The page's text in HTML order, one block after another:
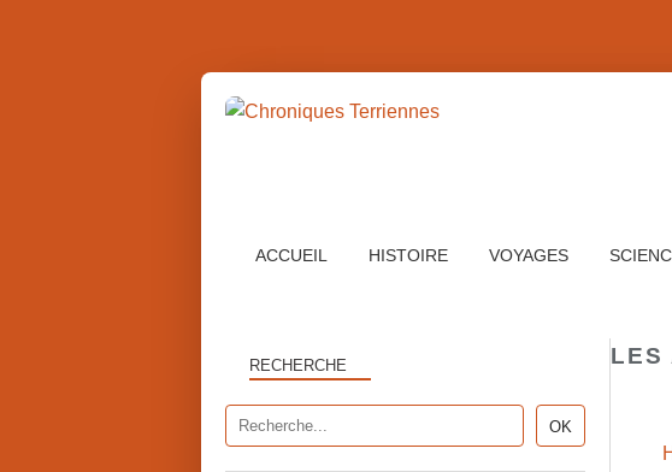
ACCUEIL HISTOIRE VOYAGES
LES
RECHERCHE